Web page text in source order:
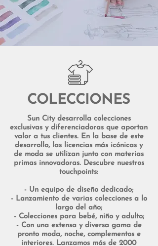
COLECCIONES
Sun City desarrolla colecciones
exclusivas y diferenciadoras que aportan
valor a tus clientes. En la base de este
desarrollo, las licencias más icónicas y
de moda se utilizan junto con materias
primas innovadoras. Descubre nuestros
touchpoints:
- Un equipo de diseño dedicado;
- Lanzamiento de varias colecciones a lo
largo del año;
- Colecciones para bebé, niño y adulto;
- Con una extensa y diversa gama de
pronto moda, noche, complementos e
interiores. Lanzamos más de 2000